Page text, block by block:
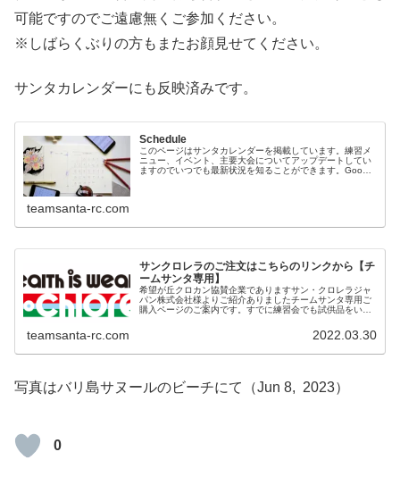
可能ですのでご遠慮無くご参加ください。
※しばらくぶりの方もまたお顔見せてください。
サンタカレンダーにも反映済みです。
Schedule
このページはサンタカレンダーを掲載しています。練習メ
ニュー、イベント、主要大会についてアップデートしてい
ますのでいつでも最新状況を知ることができます。Google
teamsanta-rc.com
サンクロレラのご注文はこちらのリンクから【チ
ームサンタ専用】
希望が丘クロカン協賛企業でありますサン・クロレラジャ
パン株式会社様よりご紹介ありましたチームサンタ専用ご
購入ページのご案内です。すでに練習会でも試供品をいた
teamsanta-rc.com 2022.03.30
写真はバリ島サヌールのビーチにて（Jun 8, 2023）
0